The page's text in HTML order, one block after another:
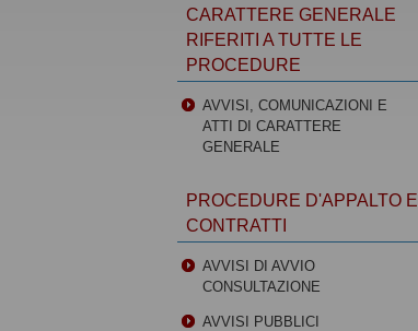
CARATTERE GENERALE
RIFERITI A TUTTE LE
PROCEDURE
AVVISI, COMUNICAZIONI E
ATTI DI CARATTERE
GENERALE
PROCEDURE D'APPALTO E
CONTRATTI
AVVISI DI AVVIO
CONSULTAZIONE
AVVISI PUBBLICI